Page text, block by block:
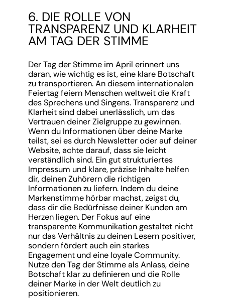
6. DIE ROLLE VON
TRANSPARENZ UND KLARHEIT
AM TAG DER STIMME
Der Tag der Stimme im April erinnert uns
daran, wie wichtig es ist, eine klare Botschaft
zu transportieren. An diesem internationalen
Feiertag feiern Menschen weltweit die Kraft
des Sprechens und Singens. Transparenz und
Klarheit sind dabei unerlässlich, um das
Vertrauen deiner Zielgruppe zu gewinnen.
Wenn du Informationen über deine Marke
teilst, sei es durch Newsletter oder auf deiner
Website, achte darauf, dass sie leicht
verständlich sind. Ein gut strukturiertes
Impressum und klare, präzise Inhalte helfen
dir, deinen Zuhörern die richtigen
Informationen zu liefern. Indem du deine
Markenstimme hörbar machst, zeigst du,
dass dir die Bedürfnisse deiner Kunden am
Herzen liegen. Der Fokus auf eine
transparente Kommunikation gestaltet nicht
nur das Verhältnis zu deinen Lesern positiver,
sondern fördert auch ein starkes
Engagement und eine loyale Community.
Nutze den Tag der Stimme als Anlass, deine
Botschaft klar zu definieren und die Rolle
deiner Marke in der Welt deutlich zu
positionieren.